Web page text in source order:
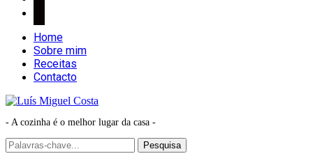
Home
Sobre mim
Receitas
Contacto
- A cozinha é o melhor lugar da casa -